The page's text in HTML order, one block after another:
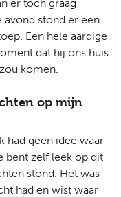
er toch graag
avond stond er een
Een hele aardige
dat hij ons huis
komen.
op mijn
had geen idee waar
bent zelf leek op dit
stond. Het was
had en wist waar